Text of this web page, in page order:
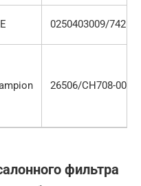
0250403009/74254
26506/CH708-002
фильтра